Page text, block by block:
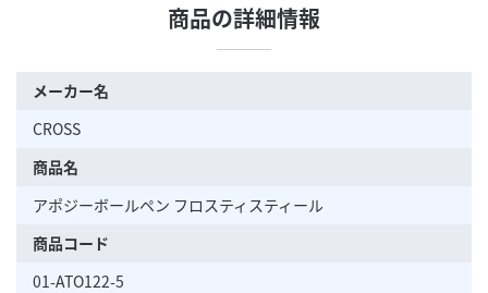
商品の詳細情報
メーカー名
CROSS
商品名
アポジーボールペン フロスティスティール
商品コード
01-ATO122-5